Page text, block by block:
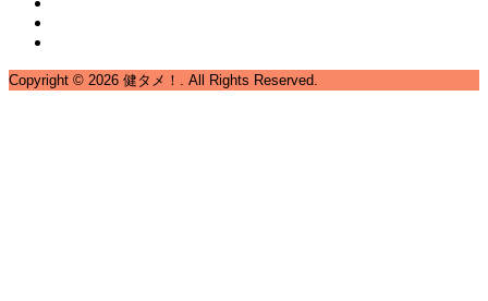
Copyright © 2026 健タメ！. All Rights Reserved.